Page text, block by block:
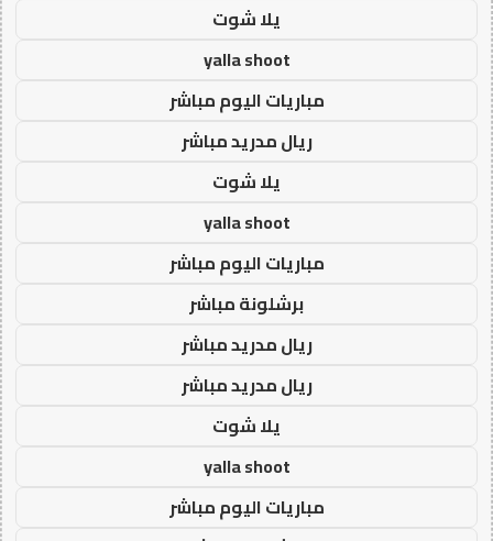
يلا شوت
yalla shoot
مباريات اليوم مباشر
ريال مدريد مباشر
يلا شوت
yalla shoot
مباريات اليوم مباشر
برشلونة مباشر
ريال مدريد مباشر
ريال مدريد مباشر
يلا شوت
yalla shoot
مباريات اليوم مباشر